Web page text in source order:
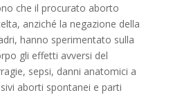
che il procurato aborto
anziché la negazione della
hanno sperimentato sulla
gli effetti avversi del
sepsi, danni anatomici a
aborti spontanei e parti